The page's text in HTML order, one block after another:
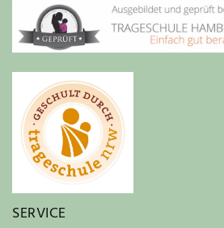
SERVICE